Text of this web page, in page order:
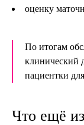
оценку
По итогам
клинический
пациентки
Что ещё